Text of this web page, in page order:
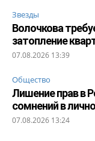
Звезды
Волочкова
затопление
07.08.2026 13:39
Общество
Лишение прав в
сомнений в
07.08.2026 13:24